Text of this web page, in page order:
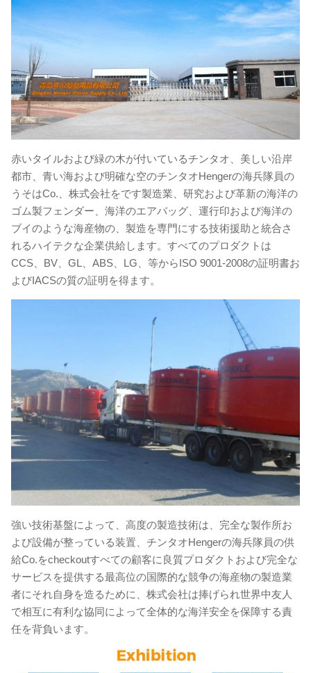
赤いタイルおよび緑の木が付いているチンタオ、美しい沿岸
都市、青い海および明確な空のチンタオHengerの海兵隊員の
うそはCo.、株式会社をです製造業、研究および革新の海洋の
ゴム製フェンダー、海洋のエアバッグ、運行印および海洋の
ブイのような海産物の、製造を専門にする技術援助と統合さ
れるハイテクな企業供給します。すべてのプロダクトは
CCS、BV、GL、ABS、LG、等からISO 9001-2008の証明書お
よびIACSの質の証明を得ます。
強い技術基盤によって、高度の製造技術は、完全な製作所お
よび設備が整っている装置、チンタオHengerの海兵隊員の供
給Co.をcheckoutすべての顧客に良質プロダクトおよび完全な
サービスを提供する最高位の国際的な競争の海産物の製造業
者にそれ自身を造るために、株式会社は捧げられ世界中友人
で相互に有利な協同によって全体的な海洋安全を保障する責
任を背負います。